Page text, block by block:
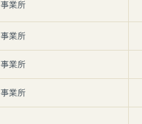
事業所
事業所
事業所
事業所